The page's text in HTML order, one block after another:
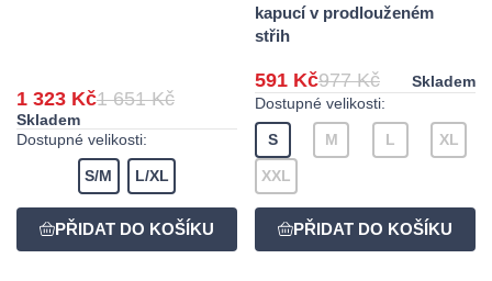
1 323 Kč1 651 Kč
Skladem
Dostupné velikosti:
S/M L/XL
kapucí v prodlouženém
střih
591 Kč977 Kč
Skladem
Dostupné velikosti:
S M L XL
XXL